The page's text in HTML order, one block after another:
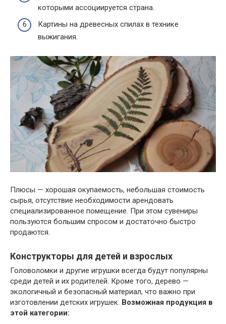
которыми ассоциируется страна.
Картины на древесных спилах в технике
выжигания.
Плюсы — хорошая окупаемость, небольшая стоимость
сырья, отсутствие необходимости арендовать
специализированное помещение. При этом сувениры
пользуются большим спросом и достаточно быстро
продаются.
Конструкторы для детей и взрослых
Головоломки и другие игрушки всегда будут популярны
среди детей и их родителей. Кроме того, дерево —
экологичный и безопасный материал, что важно при
изготовлении детских игрушек. Возможная продукция в
этой категории: